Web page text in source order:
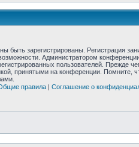
быть зарегистрированы. Регистрация
Администратором
пользователей. Прежде
принятыми на конференции. Помните,
правила| Соглашение о